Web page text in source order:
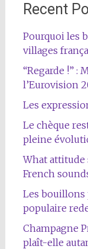
Recent
Pourquoi les
villages
“Regarde !” :
l’Eurovision
Les
Le chèque
pleine
What attitude
French
Les bouillons
populaire
Champagne
plaît-elle